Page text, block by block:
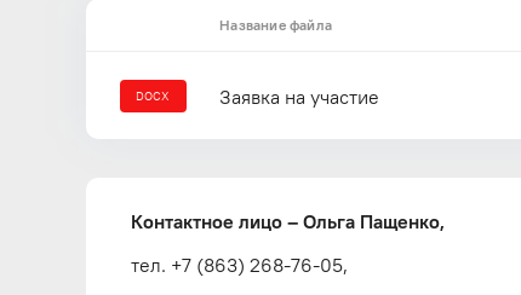
Название файла
DOCX Заявка на участие
Контактное лицо – Ольга Пащенко,
тел. +7 (863) 268-76-05,